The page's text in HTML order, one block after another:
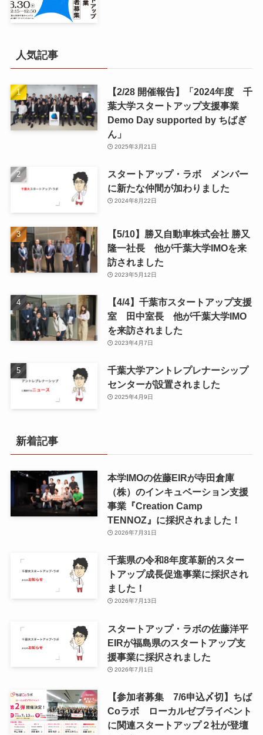
人気記事
【2/28 開催報告】「2024年度 千
葉大学スタートアップ支援事業
Demo Day supported by ちばぎ
ん」
2025年3月21日
スタートアップ・ラボ メンバー
に新たな仲間が加わりました
2024年8月22日
【5/10】勝又自動車株式会社 勝又
隆一社長 他が千葉大学IMOを来
訪されました
2023年5月12日
【4/4】千葉市スタートアップ支援
室 田中室長 他が千葉大学IMO
を来訪されました
2023年4月7日
千葉大学アントレプレナーシップ
センターが設置されました
2025年4月9日
新着記事
本学IMOの佐藤EIRが寺田倉庫
（株）のインキュベーション支援
事業『Creation Camp
TENNOZ』に採択されました！
2026年7月31日
千葉県の令和8年度⾰新的スター
トアップ成⻑促進事業に採択され
ました！
2026年7月13日
スタートアップ・ラボの佐藤洋平
EIRが福島県のスタートアップ支
援事業に採択されました
2026年7月1日
【参加者募集 7/6申込〆切】ちば
Coラボ ローカルゼブライベント
に関連スタートアップ２社が登壇